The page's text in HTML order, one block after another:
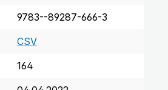
9783--89287-666-3
CSV
164